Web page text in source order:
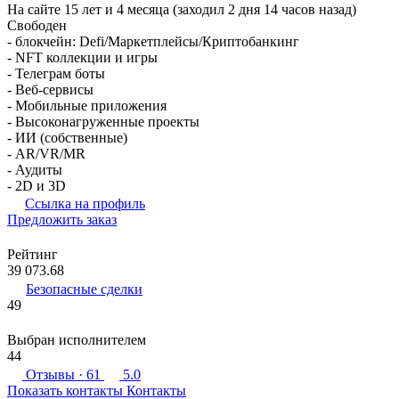
На сайте 15 лет и 4 месяца (заходил 2 дня 14 часов назад)
Свободен
- блокчейн: Defi/Маркетплейсы/Криптобанкинг
- NFT коллекции и игры
- Телеграм боты
- Веб-сервисы
- Мобильные приложения
- Высоконагруженные проекты
- ИИ (собственные)
- AR/VR/MR
- Аудиты
- 2D и 3D
Ссылка на профиль
Предложить заказ
Рейтинг
39 073.68
Безопасные сделки
49
Выбран исполнителем
44
Отзывы · 61
5.0
Показать контакты Контакты